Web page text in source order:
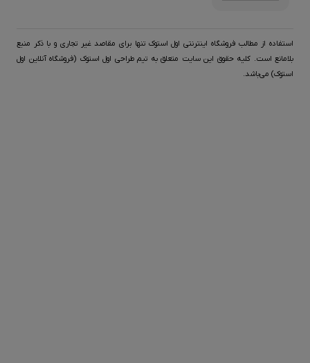
استفاده از مطالب فروشگاه اینترنتی اول استوک تنها برای مقاصد غیر تجاری و با ذکر منبع
بلامانع است. کليه حقوق اين سايت متعلق به تیم طراحی اول استوک (فروشگاه آنلاین اول
استوک) می‌باشد.